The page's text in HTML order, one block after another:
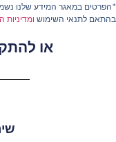
במאגר המידע שלנו
לתנאי השימושומדיניות
או להתקשר: